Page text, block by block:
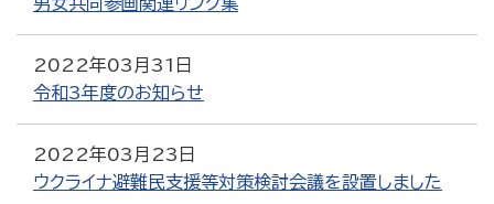
2022年03月31日
令和3年度のお知らせ
2022年03月23日
ウクライナ避難民支援等対策検討会議を設置しました